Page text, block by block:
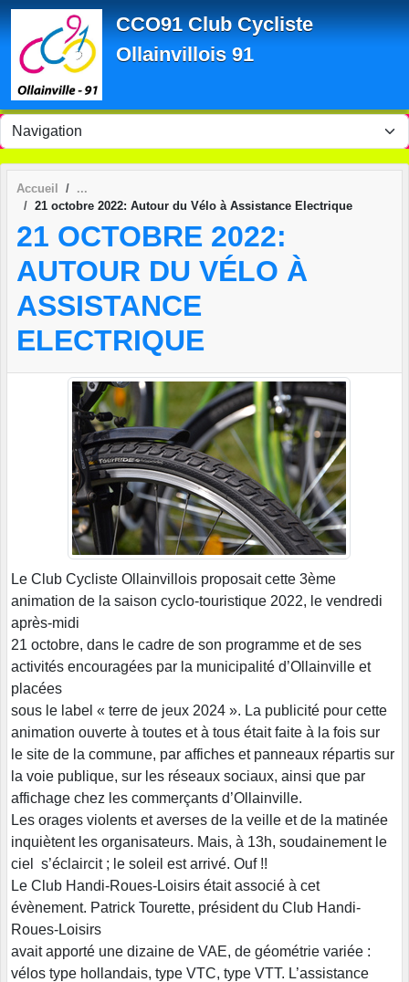
CCO91 Club Cycliste
Ollainvillois 91
Accueil
21 octobre 2022: Autour du Vélo à Assistance Electrique
21 OCTOBRE 2022:
AUTOUR DU VÉLO À
ASSISTANCE
ELECTRIQUE
Le Club Cycliste Ollainvillois proposait cette 3ème
animation de la saison cyclo-touristique 2022, le vendredi
après-midi
21 octobre, dans le cadre de son programme et de ses
activités encouragées par la municipalité d’Ollainville et
placées
sous le label « terre de jeux 2024 ». La publicité pour cette
animation ouverte à toutes et à tous était faite à la fois sur
le site de la commune, par affiches et panneaux répartis sur
la voie publique, sur les réseaux sociaux, ainsi que par
affichage chez les commerçants d’Ollainville.
Les orages violents et averses de la veille et de la matinée
inquiètent les organisateurs. Mais, à 13h, soudainement le
ciel s’éclaircit ; le soleil est arrivé. Ouf !!
Le Club Handi-Roues-Loisirs était associé à cet
évènement. Patrick Tourette, président du Club Handi-
Roues-Loisirs
avait apporté une dizaine de VAE, de géométrie variée :
vélos type hollandais, type VTC, type VTT. L’assistance
Panneau de gestion des cookies